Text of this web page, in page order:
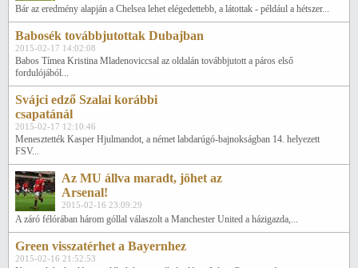
Bár az eredmény alapján a Chelsea lehet elégedettebb, a látottak - például a hétszer...
Babosék továbbjutottak Dubajban
2015-02-17 14:02:08
Babos Tímea Kristina Mladenoviccsal az oldalán továbbjutott a páros első
fordulójából...
Svájci edző Szalai korábbi
csapatánál
2015-02-17 12:10:46
Menesztették Kasper Hjulmandot, a német labdarúgó-bajnokságban 14. helyezett
FSV...
Az MU állva maradt, jöhet az
Arsenal!
2015-02-16 23:09:29
A záró félórában három góllal válaszolt a Manchester United a házigazda,...
Green visszatérhet a Bayernhez
2015-02-16 21:52:53